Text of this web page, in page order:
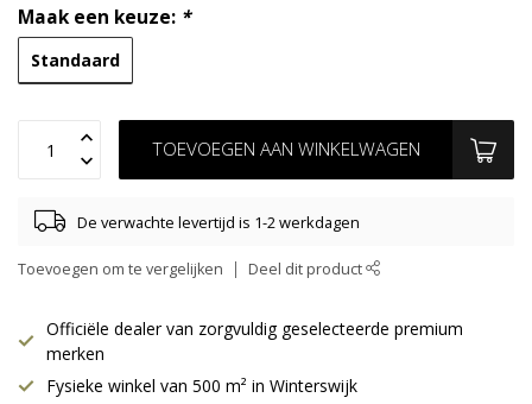
Maak een keuze: *
Standaard
TOEVOEGEN AAN WINKELWAGEN
De verwachte levertijd is 1-2 werkdagen
Toevoegen om te vergelijken Deel dit product
Officiële dealer van zorgvuldig geselecteerde premium
merken
Fysieke winkel van 500 m² in Winterswijk